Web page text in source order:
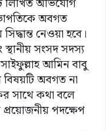
লিখিত অভিযোগ
অবগত
নেওয়া হবে।
স্থানীয় সংসদ সদস্য
আমিন বাবু
অবগত না
সাথে কথা বলে
প্রয়োজনীয় পদক্ষেপ